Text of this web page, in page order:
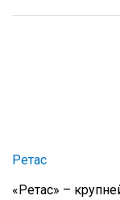
Ретас
«Ретас» –